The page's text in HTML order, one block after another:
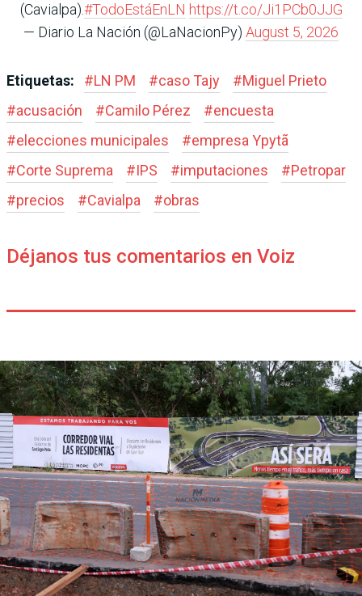
(Cavialpa).#TodoEstáEnLN https://t.co/Ji1PCb0JJG
— Diario La Nación (@LaNacionPy) August 5, 2026
Etiquetas: #LN PM #caso Tajy #Miguel Prieto
#acusación #Camilo Pérez #encuesta
#elecciones municipales #empresa Ypytã
#Corte Suprema #IPS #imputaciones #Petropar
#precios #Cavialpa #obras
Déjanos tus comentarios en Voiz